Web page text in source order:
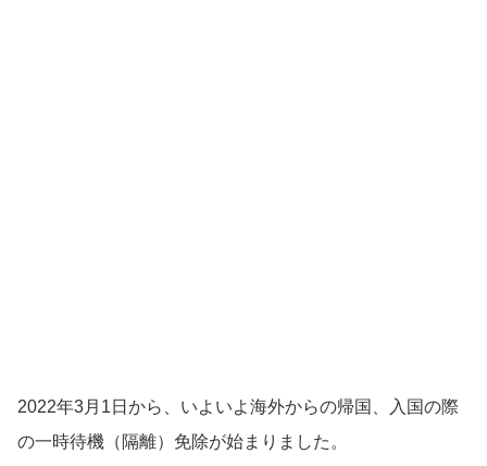
2022年3月1日から、いよいよ海外からの帰国、入国の際
の一時待機（隔離）免除が始まりました。